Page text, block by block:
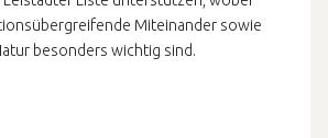
Miteinander sowie
besonders wichtig sind.